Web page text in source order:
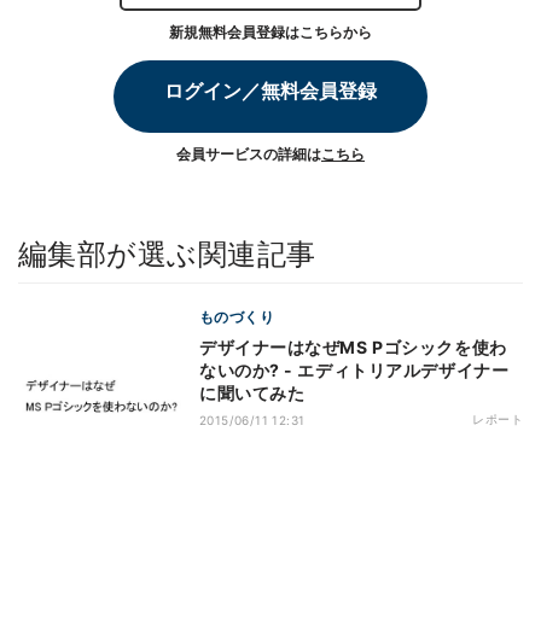
新規無料会員登録はこちらから
ログイン／無料会員登録
会員サービスの詳細はこちら
編集部が選ぶ関連記事
ものづくり
デザイナーはなぜMS Pゴシックを使わ
ないのか? - エディトリアルデザイナー
に聞いてみた
2015/06/11 12:31 レポート